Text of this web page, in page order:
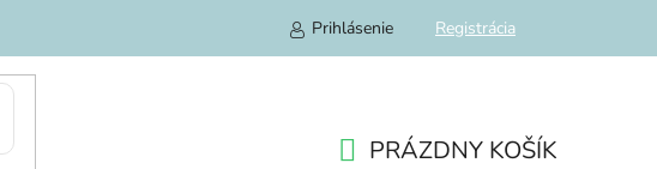
Prihlásenie Registrácia
PRÁZDNY KOŠÍK